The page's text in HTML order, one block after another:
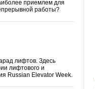
приемлем для
работы?
лифтов. Здесь
лифтового и
Russian Elevator Week.